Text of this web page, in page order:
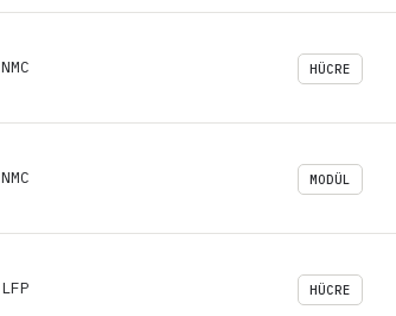
NMC HÜCRE
NMC MODÜL
LFP HÜCRE